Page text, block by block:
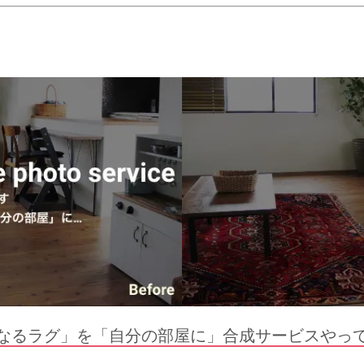
るラグ」を「自分の部屋に」合成サービスやっ